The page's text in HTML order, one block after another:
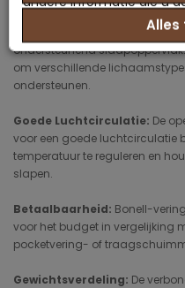
Het
ondersteunend
om verschillende
ondersteunen.
Goede Luchtcirculatie: De
voor een goede luchtcirculatie
temperatuur te reguleren en
slapen.
Betaalbaarheid: Bonell-
voor het budget in vergelijking
pocketvering- of
Gewichtsverdeling: De
hebben verzameld op
services.